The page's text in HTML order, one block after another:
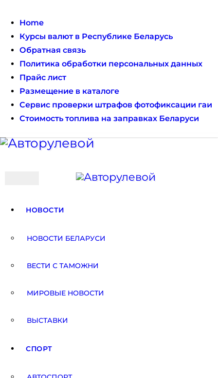
content
Home
Курсы валют в Республике Беларусь
Обратная связь
Политика обработки персональных данных
Прайс лист
Размещение в каталоге
Сервис проверки штрафов фотофиксации гаи
Стоимость топлива на заправках Беларуси
Авторулевой
НОВОСТИ
НОВОСТИ БЕЛАРУСИ
ВЕСТИ С ТАМОЖНИ
МИРОВЫЕ НОВОСТИ
ВЫСТАВКИ
СПОРТ